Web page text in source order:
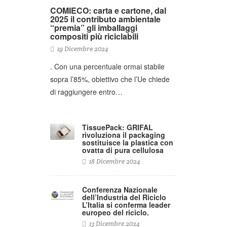
COMIECO: carta e cartone, dal
2025 il contributo ambientale
“premia” gli imballaggi
compositi più riciclabili
19 Dicembre 2024
. Con una percentuale ormai stabile
sopra l’85%, obiettivo che l’Ue chiede
di raggiungere entro…
TissuePack: GRIFAL
rivoluziona il packaging
sostituisce la plastica con
ovatta di pura cellulosa
18 Dicembre 2024
Conferenza Nazionale
dell’Industria del Riciclo
L’Italia si conferma leader
europeo del riciclo.
13 Dicembre 2024